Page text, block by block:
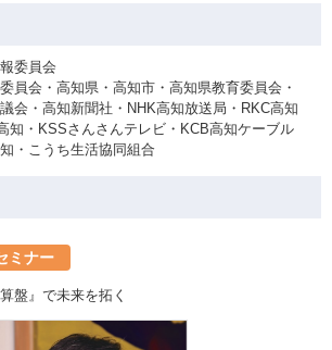
委員会
員会・高知県・高知市・高知県教育委員会・
会・高知新聞社・NHK高知放送局・RKC高知
知・KSSさんさんテレビ・KCB高知ケーブル
・こうち生活協同組合
ミナー
盤』で未来を拓く